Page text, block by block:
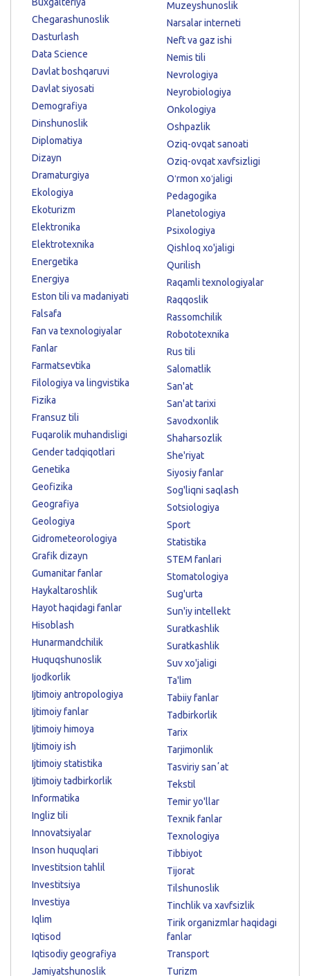
Chegarashunoslik
Dasturlash
Data Science
Davlat boshqaruvi
Davlat siyosati
Demografiya
Dinshunoslik
Diplomatiya
Dizayn
Dramaturgiya
Ekologiya
Ekoturizm
Elektronika
Elektrotexnika
Energetika
Energiya
Eston tili va madaniyati
Falsafa
Fan va texnologiyalar
Fanlar
Farmatsevtika
Filologiya va lingvistika
Fizika
Fransuz tili
Fuqarolik muhandisligi
Gender tadqiqotlari
Genetika
Geofizika
Geografiya
Geologiya
Gidrometeorologiya
Grafik dizayn
Gumanitar fanlar
Haykaltaroshlik
Hayot haqidagi fanlar
Hisoblash
Hunarmandchilik
Huquqshunoslik
Ijodkorlik
Ijtimoiy antropologiya
Ijtimoiy fanlar
Ijtimoiy himoya
Ijtimoiy ish
Ijtimoiy statistika
Ijtimoiy tadbirkorlik
Informatika
Ingliz tili
Innovatsiyalar
Inson huquqlari
Investitsion tahlil
Investitsiya
Investiya
Iqlim
Iqtisod
Iqtisodiy geografiya
Jamiyatshunoslik
Muzeyshunoslik
Narsalar interneti
Neft va gaz ishi
Nemis tili
Nevrologiya
Neyrobiologiya
Onkologiya
Oshpazlik
Oziq-ovqat sanoati
Oziq-ovqat xavfsizligi
Oʻrmon xoʻjaligi
Pedagogika
Planetologiya
Psixologiya
Qishloq xo'jaligi
Qurilish
Raqamli texnologiyalar
Raqqoslik
Rassomchilik
Robototexnika
Rus tili
Salomatlik
San'at
San'at tarixi
Savodxonlik
Shaharsozlik
She'riyat
Siyosiy fanlar
Sog'liqni saqlash
Sotsiologiya
Sport
Statistika
STEM fanlari
Stomatologiya
Sug'urta
Sun'iy intellekt
Suratkashlik
Suratkashlik
Suv xo'jaligi
Ta'lim
Tabiiy fanlar
Tadbirkorlik
Tarix
Tarjimonlik
Tasviriy sanʼat
Tekstil
Temir yo'llar
Texnik fanlar
Texnologiya
Tibbiyot
Tijorat
Tilshunoslik
Tinchlik va xavfsizlik
Tirik organizmlar haqidagi
fanlar
Transport
Turizm